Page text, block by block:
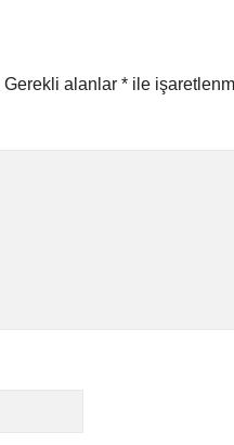
Gerekli alanlar * ile